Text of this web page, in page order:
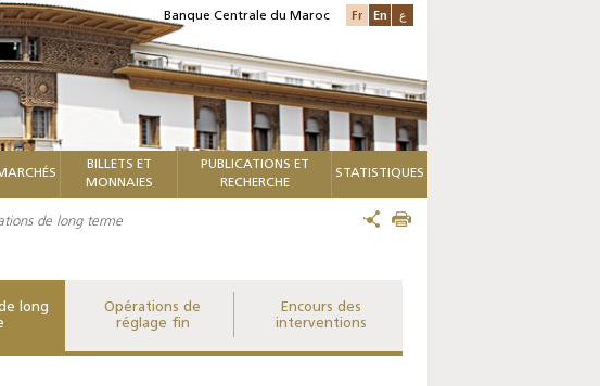
Banque Centrale du Maroc Fr En ع
BILLETS ET
MONNAIES
PUBLICATIONS ET
RECHERCHE
STATISTIQUES
de long terme
long
Opérations de
réglage fin
Encours des
interventions